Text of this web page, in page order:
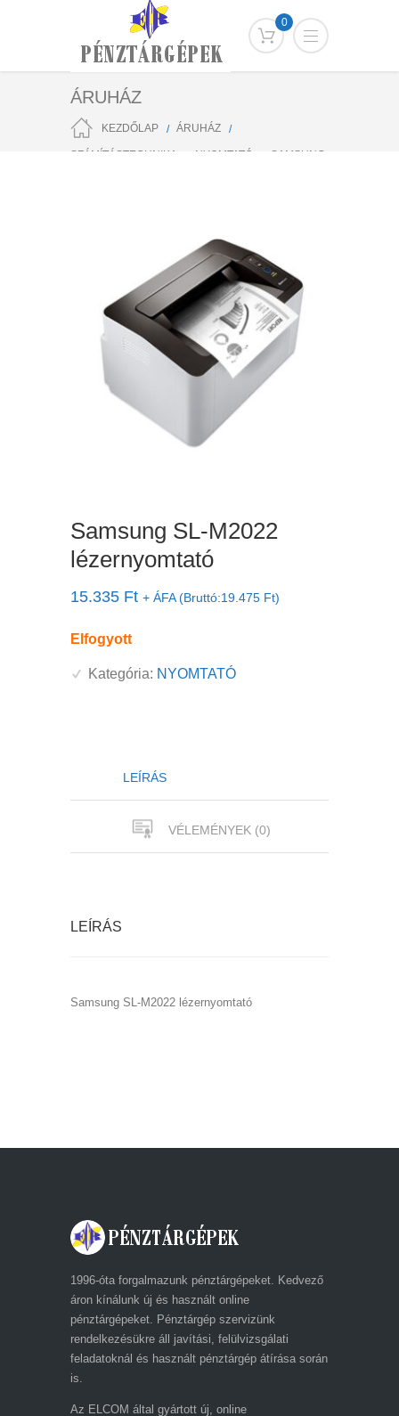
0
ÁRUHÁZ
KEZDŐLAP ÁRUHÁZ
SZÁMÍTÁSTECHNIKA NYOMTATÓ SAMSUNG
Samsung SL-M2022
lézernyomtató
15.335 Ft + ÁFA (Bruttó:19.475 Ft)
Elfogyott
Kategória: NYOMTATÓ
LEÍRÁS
VÉLEMÉNYEK (0)
LEÍRÁS
Samsung SL-M2022 lézernyomtató
1996-óta forgalmazunk pénztárgépeket. Kedvező
áron kínálunk új és használt online
pénztárgépeket. Pénztárgép szervizünk
rendelkezésükre áll javítási, felülvizsgálati
feladatoknál és használt pénztárgép átírása során
is.
Az ELCOM által gyártott új, online